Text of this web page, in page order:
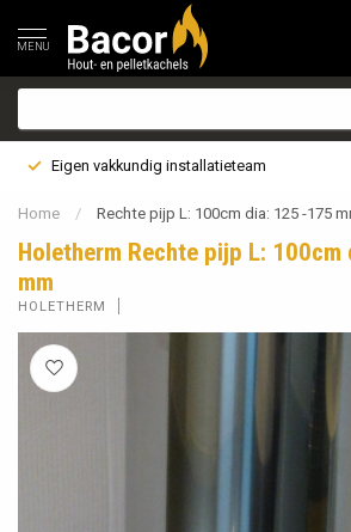
MENU
Eigen vakkundig installatieteam
Home / Rechte pijp L: 100cm dia: 125 -175
Holetherm Rechte pijp L:
mm
HOLETHERM